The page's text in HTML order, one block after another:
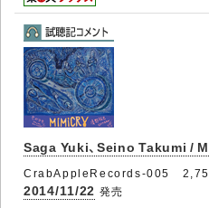
Saga Yuki、Seino Takumi /
CrabAppleRecords-005 2,750
2014/11/22 発売